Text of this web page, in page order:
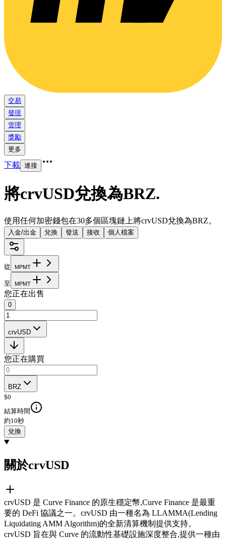
交易
發現
管理
獎勵
更多
下載 連接
將crvUSD兌換為BRZ.
使用任何加密錢包在30多個區塊鏈上將crvUSD兌換為BRZ。
入金/出金 兌換 發送 接收 個人檔案
從 MPMT
至 MPMT
您正在出售
0
crvUSD
您正在購買
BRZ
$0
結算時間
約10秒
兌換
關於crvUSD
crvUSD 是 Curve Finance 的原生穩定幣,Curve Finance 是最重
要的 DeFi 協議之一。crvUSD 由一種名為 LLAMMA(Lending
Liquidating AMM Algorithm)的全新清算機制提供支持。
crvUSD 旨在與 Curve 的流動性基礎設施深度整合,提供一種由